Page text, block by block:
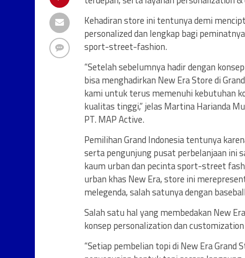
Kehadiran store ini tentunya demi
personalized dan lengkap bagi
sport-street-fashion.
“Setelah sebelumnya hadir dengan
bisa menghadirkan New Era Store di
kami untuk terus memenuhi kebutuhan
kualitas tinggi,” jelas Martina Harianda
PT. MAP Active.
Pemilihan Grand Indonesia tentunya
serta pengunjung pusat perbelanjaan ini
kaum urban dan pecinta sport-street
urban khas New Era, store ini
melegenda, salah satunya dengan
Salah satu hal yang membedakan New
konsep personalization dan
“Setiap pembelian topi di New Era Grand